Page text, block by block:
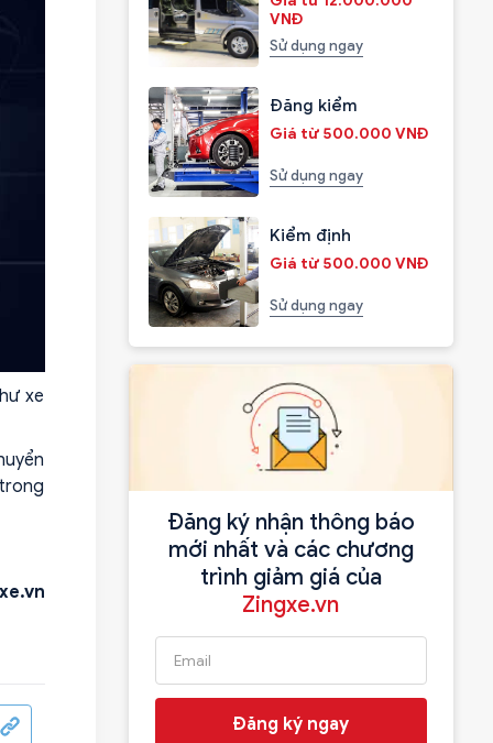
xe
VNĐ
Sử dụng ngay
Đăng kiểm
Giá từ 500.000 VNĐ
Sử dụng ngay
Kiểm định
Giá từ 500.000 VNĐ
Sử dụng ngay
Đăng ký nhận thông báo
mới nhất và các chương
trình giảm giá của
Zingxe.vn
Đăng ký ngay